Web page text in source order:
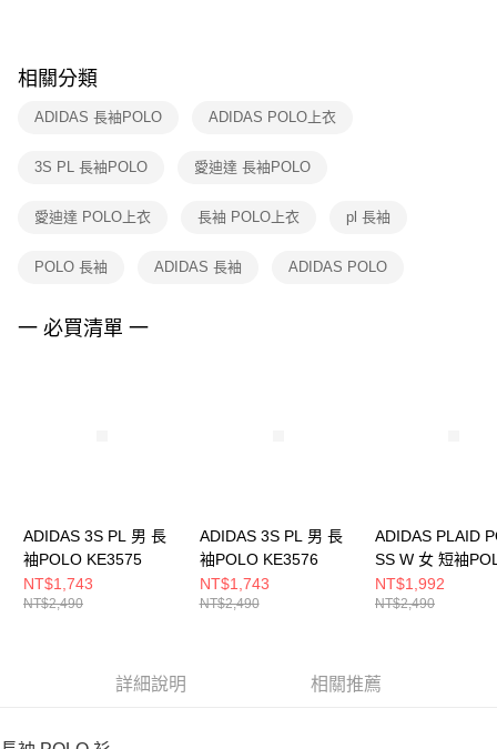
※ 交易是否成功請以「AFTEE先享後付 」之結帳頁面顯示為準，若有關於
是否繳費成功／繳費後需取消欲退款等相關疑問，請聯繫「AFTEE先享後付
客戶支援中心」https://netprotections.freshdesk.com/support/home
１．透過由恩沛科技股份有限公司提供之「AFTEE先享後付」服務完成之交
權轉讓予恩沛科技股份有限公司。
３．未成年的使用者請事先徵得法定代理人或監護人之同意方可使用
４．使用「AFTEE先享後付」時，將依據個別帳號之用戶狀況，依本公司即
相關分類
ADIDAS 長袖POLO ADIDAS POLO上衣
3S PL 長袖POLO 愛迪達 長袖POLO
愛迪達 POLO上衣 長袖 POLO上衣 pl 長袖
POLO 長袖 ADIDAS 長袖 ADIDAS POLO
一 必買清單 一
ADIDAS 3S PL 男 長
袖POLO KE3575
NT$1,743
NT$2,490
ADIDAS 3S PL 男 長
袖POLO KE3576
NT$1,743
NT$2,490
ADIDAS PLAID
SS W 女 短袖
KU9396
NT$1,992
NT$2,490
詳細說明 相關推薦